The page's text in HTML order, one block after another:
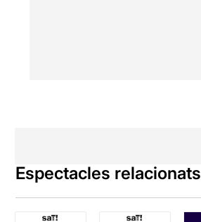
Espectacles relacionats